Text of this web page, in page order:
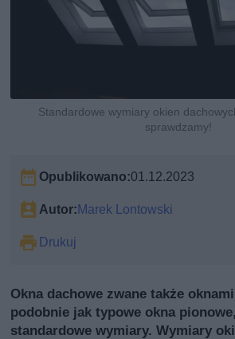
Standardowe wymiary okien
sprawdzamy!
Opublikowano:01.12.2023
Autor:Marek Lontowski
Drukuj
Okna dachowe zwane także
podobnie jak typowe okna
standardowe wymiary. Wymiary